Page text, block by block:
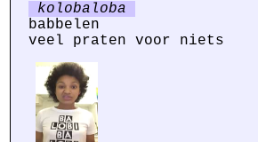
kolobaloba
babbelen
veel praten voor niets